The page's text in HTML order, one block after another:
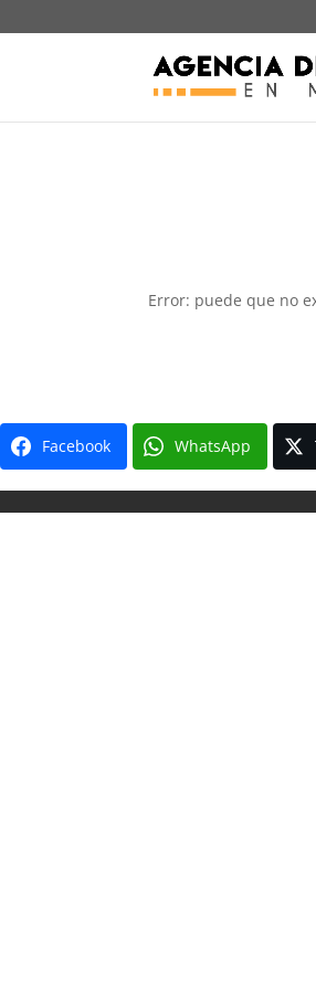
Error: puede que no
Facebook WhatsApp